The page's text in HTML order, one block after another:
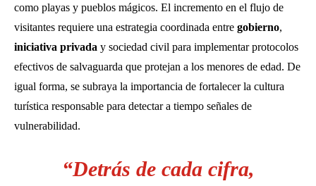
como playas y pueblos mágicos. El incremento en el flujo de
visitantes requiere una estrategia coordinada entre gobierno,
iniciativa privada y sociedad civil para implementar protocolos
efectivos de salvaguarda que protejan a los menores de edad. De
igual forma, se subraya la importancia de fortalecer la cultura
turística responsable para detectar a tiempo señales de
vulnerabilidad.
“Detrás de cada cifra,